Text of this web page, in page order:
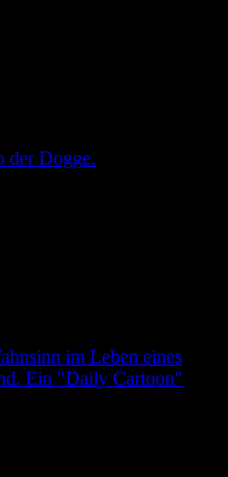
der Dogge.
im Leben eines
Ein "Daily Cartoon"